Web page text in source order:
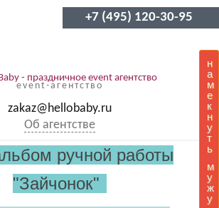
+7 (495) 120-30-95
event-агентство
zakaz@hellobaby.ru
Об агентстве
н
а
м
е
к
н
у
т
ь
м
у
ж
у
ручной работы
"Зайчонок"